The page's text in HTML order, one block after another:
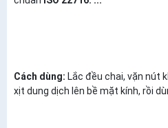
Cách dùng: Lắc đều chai, vặn nút
xịt dung dịch lên bề mặt kính, rồi